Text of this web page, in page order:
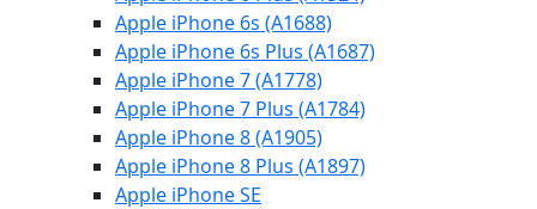
Apple iPhone 6s (A1688)
Apple iPhone 6s Plus (A1687)
Apple iPhone 7 (A1778)
Apple iPhone 7 Plus (A1784)
Apple iPhone 8 (A1905)
Apple iPhone 8 Plus (A1897)
Apple iPhone SE